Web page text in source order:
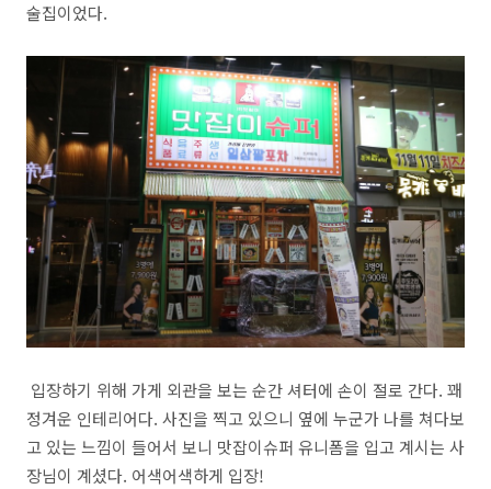
술집이었다.
입장하기 위해 가게 외관을 보는 순간 셔터에 손이 절로 간다. 꽤
정겨운 인테리어다. 사진을 찍고 있으니 옆에 누군가 나를 쳐다보
고 있는 느낌이 들어서 보니 맛잡이슈퍼 유니폼을 입고 계시는 사
장님이 계셨다. 어색어색하게 입장!